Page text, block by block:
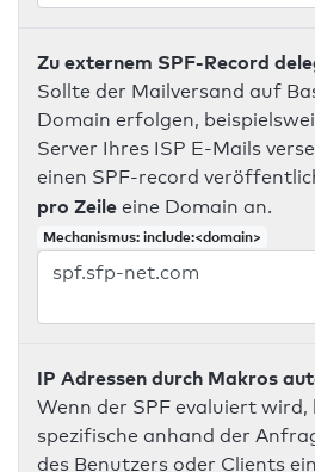
Zu externem SPF-Record
Sollte der Mailversand auf
Domain erfolgen,
Server Ihres ISP E-Mails
einen SPF-record
pro Zeile eine Domain an.
Mechanismus: include:<domain>
IP Adressen durch Makros
Wenn der SPF evaluiert wird,
spezifische anhand der
des Benutzers oder Clients